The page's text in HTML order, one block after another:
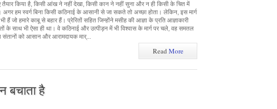
तैयार किया है, किसी आंख ने नहीं देखा, किसी कान ने नहीं सुना और न ही किसी के चित में
अगर हम स्वर्ग बिना किसी कठिनाई के आसानी से जा सकते तो अच्छा होता। लेकिन, इस मार्ग
हैं जो हमारे काबू से बहार हैं। प्रेरितों सहित जिन्होंने मसीह की आज्ञा के प्रति आज्ञाकारी
के साथ भी ऐसा ही था। वे कठिनाई और उत्पीड़न में भी विश्वास के मार्ग पर चले, वह समतल
संतानों को आसान और आरामदायक मार्...
ReadMore
बचाता है